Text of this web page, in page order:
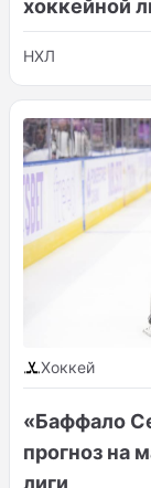
хоккейной
НХЛ
Хоккей
«Баффало
прогноз на
лиги